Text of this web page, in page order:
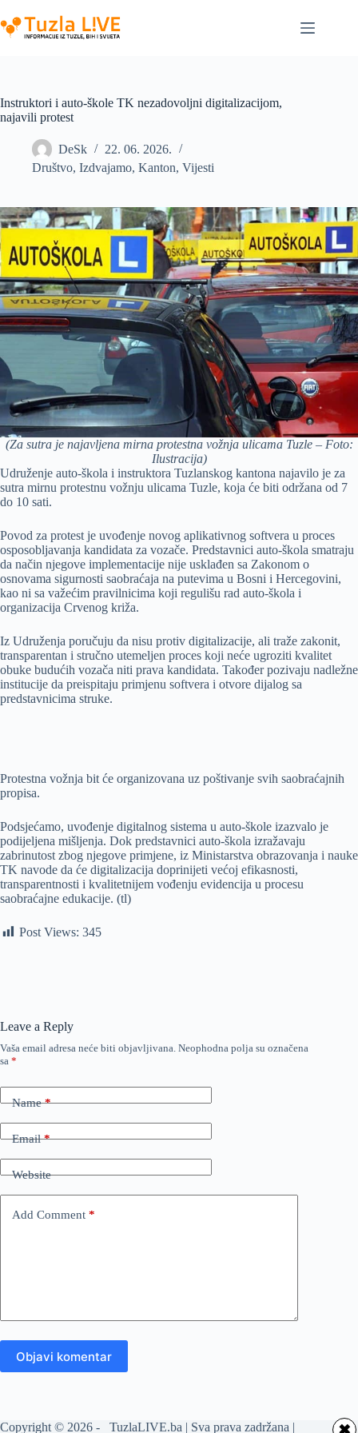
to
content
Instruktori i auto-škole TK nezadovoljni digitalizacijom,
najavili protest
DeSk
22. 06. 2026.
Društvo, Izdvajamo, Kanton, Vijesti
(Za sutra je najavljena mirna protestna vožnja ulicama Tuzle – Foto:
Ilustracija)
Udruženje auto-škola i instruktora Tuzlanskog kantona najavilo je za
sutra mirnu protestnu vožnju ulicama Tuzle, koja će biti održana od 7
do 10 sati.
Povod za protest je uvođenje novog aplikativnog softvera u proces
osposobljavanja kandidata za vozače. Predstavnici auto-škola smatraju
da način njegove implementacije nije usklađen sa Zakonom o
osnovama sigurnosti saobraćaja na putevima u Bosni i Hercegovini,
kao ni sa važećim pravilnicima koji regulišu rad auto-škola i
organizacija Crvenog križa.
Iz Udruženja poručuju da nisu protiv digitalizacije, ali traže zakonit,
transparentan i stručno utemeljen proces koji neće ugroziti kvalitet
obuke budućih vozača niti prava kandidata. Također pozivaju nadležne
institucije da preispitaju primjenu softvera i otvore dijalog sa
predstavnicima struke.
Protestna vožnja bit će organizovana uz poštivanje svih saobraćajnih
propisa.
Podsjećamo, uvođenje digitalnog sistema u auto-škole izazvalo je
podijeljena mišljenja. Dok predstavnici auto-škola izražavaju
zabrinutost zbog njegove primjene, iz Ministarstva obrazovanja i nauke
TK navode da će digitalizacija doprinijeti većoj efikasnosti,
transparentnosti i kvalitetnijem vođenju evidencija u procesu
saobraćajne edukacije. (tl)
Post Views: 345
Leave a Reply
Vaša email adresa neće biti objavljivana. Neophodna polja su označena
sa *
Name*
Email*
Website
Add Comment *
Objavi komentar
Copyright © 2026 - TuzlaLIVE.ba | Sva prava zadržana |